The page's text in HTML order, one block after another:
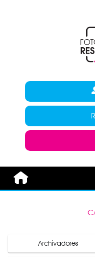
Archivadores